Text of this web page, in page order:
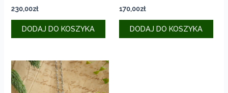
230,00zł
DODAJ DO KOSZYKA
170,00zł
DODAJ DO KOSZYKA